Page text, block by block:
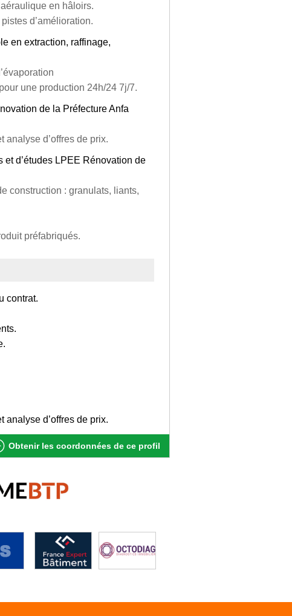
en hâloirs.
d’amélioration.
en extraction, raffinage,
une production 24h/24 7j/7.
de la Préfecture Anfa
analyse d’offres de prix.
et d’études LPEE Rénovation de
construction : granulats, liants,
préfabriqués.
contrat.
analyse d’offres de prix.
Obtenir les coordonnées de ce profil